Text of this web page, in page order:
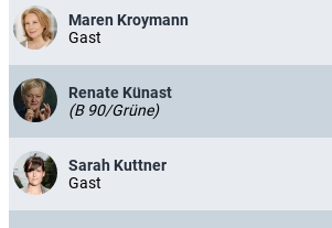
Maren Kroymann
Gast
Renate Künast
(B 90/Grüne)
Sarah Kuttner
Gast